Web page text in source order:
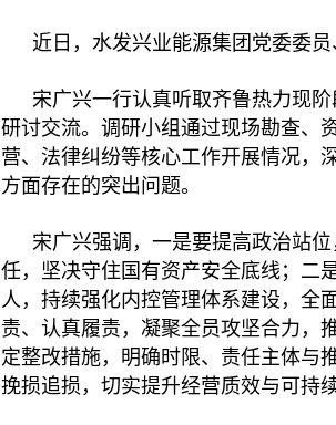
近日，水发兴业能源集团党委委
宋广兴一行认真听取齐鲁热力现
研讨交流。调研小组通过现场勘查、
营、法律纠纷等核心工作开展情况，
方面存在的突出问题。
宋广兴强调，一是要提高政治站
任，坚决守住国有资产安全底线；二
人，持续强化内控管理体系建设，全
责、认真履责，凝聚全员攻坚合力，
定整改措施，明确时限、责任主体与
挽损追损，切实提升经营质效与可持